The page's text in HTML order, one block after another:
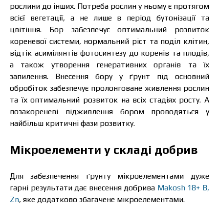
рослини до інших. Потреба рослин у ньому є протягом
всієї вегетації, а не лише в період бутонізації та
цвітіння. Бор забезпечує оптимальний розвиток
кореневої системи, нормальний ріст та поділ клітин,
відтік асимілянтів фотосинтезу до коренів та плодів,
а також утворення генеративних органів та їх
запилення. Внесення бору у ґрунт під основний
обробіток забезпечує пролонговане живлення рослин
та їх оптимальний розвиток на всіх стадіях росту. А
позакореневі підживлення бором проводяться у
найбільш критичні фази розвитку.
Мікроелементи у складі добрив
Для забезпечення ґрунту мікроелементами дуже
гарні результати дає внесення добрива Makosh 18+ B,
Zn, яке додатково збагачене мікроелементами.
Замовити
Я ознайомився та приймаю політику
захисту персональних даних.
Зв’язатися з менеджером Makosh
Я ознайомився та приймаю політику
захисту персональних даних.
Завантажити каталог